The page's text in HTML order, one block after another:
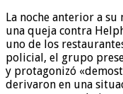
La noche anterior a
una queja contra
uno de los
policial, el grupo
y protagonizó
derivaron en una